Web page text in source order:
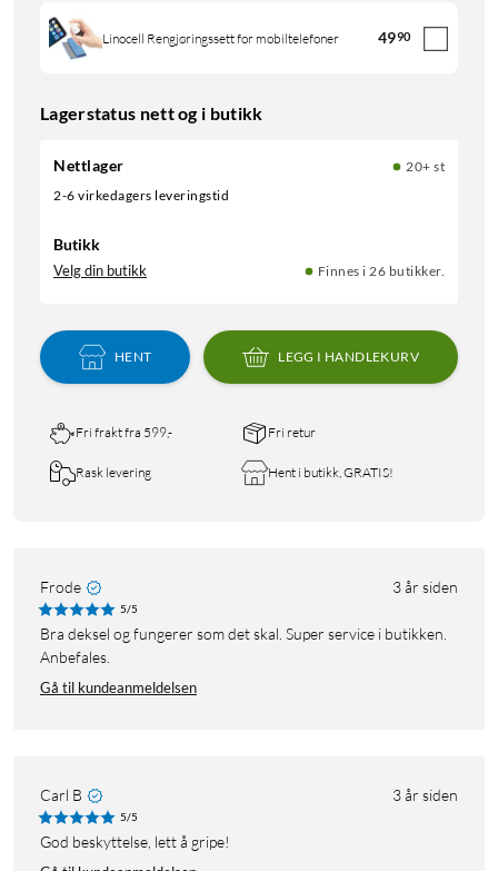
Linocell Rengjøringssett for mobiltelefoner 4990
Lagerstatus nett og i butikk
Nettlager
20+ st
2-6 virkedagers leveringstid
Butikk
Velg din butikk Finnes i 26 butikker.
HENT LEGG I HANDLEKURV
Fri frakt fra 599,- Fri retur
Rask levering Hent i butikk, GRATIS!
Frode 3 år siden
5/5
Bra deksel og fungerer som det skal. Super service i butikken.
Anbefales.
Gå til kundeanmeldelsen
Carl B 3 år siden
5/5
God beskyttelse, lett å gripe!